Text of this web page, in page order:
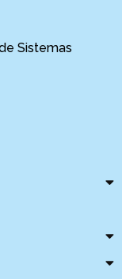
Sistemas